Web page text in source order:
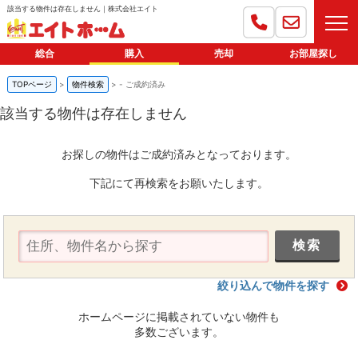
該当する物件は存在しません｜株式会社エイト
総合 購入 売却 お部屋探し
TOPページ 物件検索 - ご成約済み
該当する物件は存在しません
お探しの物件はご成約済みとなっております。
下記にて再検索をお願いたします。
絞り込んで物件を探す
ホームページに掲載されていない物件も
多数ございます。